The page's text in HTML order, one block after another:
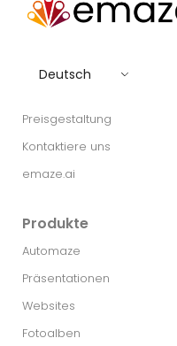
Deutsch
Preisgestaltung
Kontaktiere uns
emaze.ai
Produkte
Automaze
Präsentationen
Websites
Fotoalben